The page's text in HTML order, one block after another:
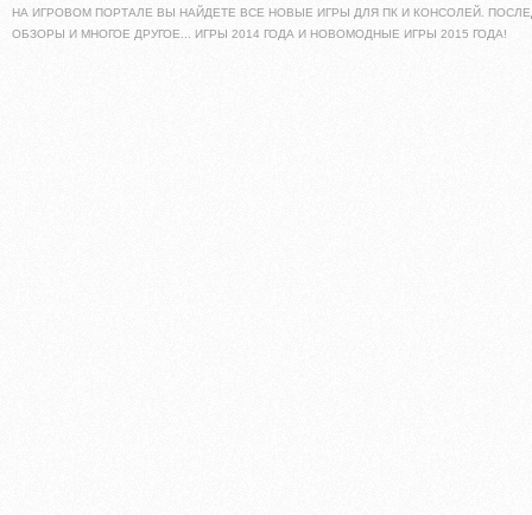
НА ИГРОВОМ ПОРТАЛЕ ВЫ НАЙДЕТЕ ВСЕ НОВЫЕ ИГРЫ ДЛЯ ПК И КОНСОЛЕЙ.
ОБЗОРЫ И МНОГОЕ ДРУГОЕ... ИГРЫ 2014 ГОДА И НОВОМОДНЫЕ ИГРЫ 2015 ГОДА!